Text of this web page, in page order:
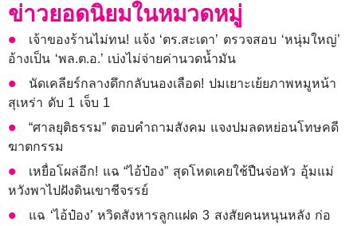
ข่าวยอดนิยมในหมวดหมู่
เจ้าของร้านไม่ทน! แจ้ง ‘ตร.สะเดา’ ตรวจสอบ ‘หนุ่มใหญ่’
อ้างเป็น ‘พล.ต.อ.’ เบ่งไม่จ่ายค่านวดน้ำมัน
นัดเคลียร์กลางดึกกลับนองเลือด! ปมเยาะเย้ยภาพหมูหน้า
สุเหร่า ดับ 1 เจ็บ 1
“ศาลยุติธรรม” ตอบคำถามสังคม แจงปมลดหย่อนโทษคดี
ฆาตกรรม
เหยื่อโผล่อีก! แฉ “ไอ้ป๋อง” สุดโหดเคยใช้ปืนจ่อหัว อุ้มแม่
หวังพาไปฝังดินเขาชีจรรย์
แฉ ‘ไอ้ป๋อง’ หวิดสังหารลูกแฝด 3 สงสัยคนหนุนหลัง ก่อ